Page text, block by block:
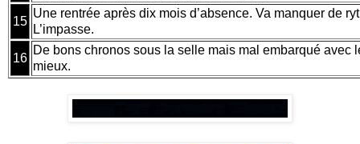
15
Une rentrée après dix mois d’absence. Va manquer de
L’impasse.
16
De bons chronos sous la selle mais mal embarqué avec
mieux.